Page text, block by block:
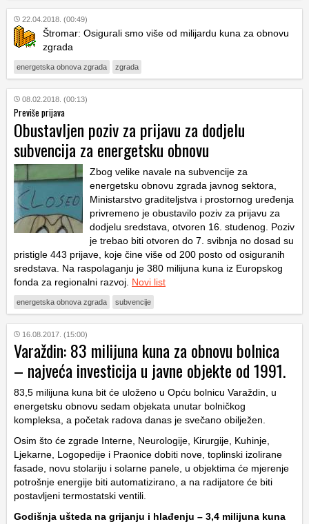
22.04.2018. (00:49)
Štromar: Osigurali smo više od milijardu kuna za obnovu
zgrada
energetska obnova zgrada zgrada
08.02.2018. (00:13)
Previše prijava
Obustavljen poziv za prijavu za dodjelu
subvencija za energetsku obnovu
Zbog velike navale na subvencije za
energetsku obnovu zgrada javnog sektora,
Ministarstvo graditeljstva i prostornog uređenja
privremeno je obustavilo poziv za prijavu za
dodjelu sredstava, otvoren 16. studenog. Poziv
je trebao biti otvoren do 7. svibnja no dosad su
pristigle 443 prijave, koje čine više od 200 posto od osiguranih
sredstava. Na raspolaganju je 380 milijuna kuna iz Europskog
fonda za regionalni razvoj. Novi list
energetska obnova zgrada subvencije
16.08.2017. (15:00)
Varaždin: 83 milijuna kuna za obnovu bolnica
– najveća investicija u javne objekte od 1991.
83,5 milijuna kuna bit će uloženo u Opću bolnicu Varaždin, u
energetsku obnovu sedam objekata unutar bolničkog
kompleksa, a početak radova danas je svečano obilježen.
Osim što će zgrade Interne, Neurologije, Kirurgije, Kuhinje,
Ljekarne, Logopedije i Praonice dobiti nove, toplinski izolirane
fasade, novu stolariju i solarne panele, u objektima će mjerenje
potrošnje energije biti automatizirano, a na radijatore će biti
postavljeni termostatski ventili.
Godišnja ušteda na grijanju i hlađenju – 3,4 milijuna kuna